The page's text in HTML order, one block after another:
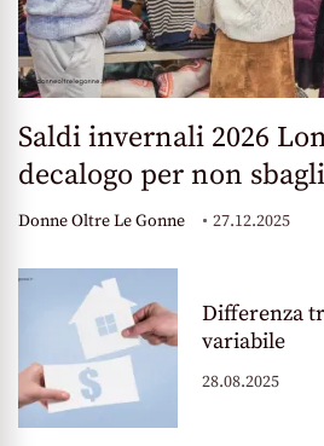
Saldi invernali 2026
decalogo per non
Donne Oltre Le Gonne 27.12.2025
Differenza
variabile
28.08.2025